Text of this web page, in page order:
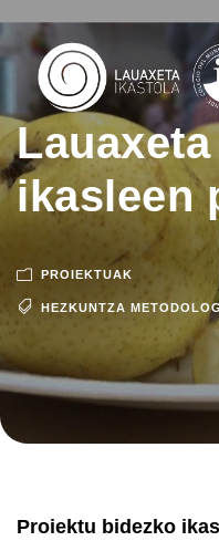
ikasleen
PROIEKTUAK
HEZKUNTZA
Proiektu bidezko